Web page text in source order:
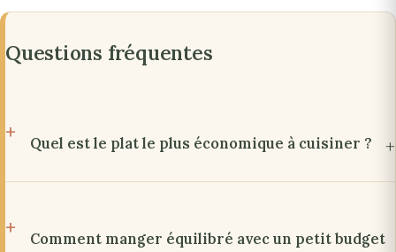
Questions fréquentes
Quel est le plat le plus économique à cuisiner ?
Comment manger équilibré avec un petit budget